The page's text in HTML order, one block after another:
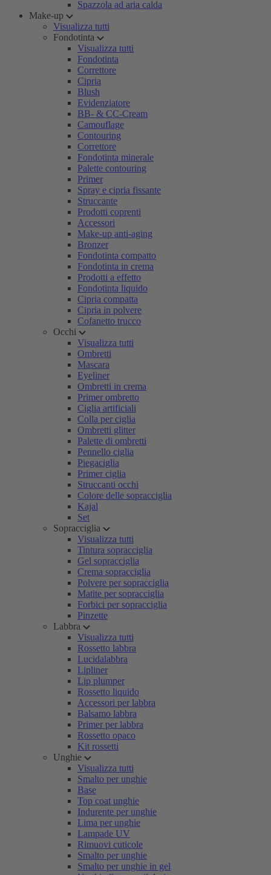
Spazzola ad aria calda
Make-up
Visualizza tutti
Fondotinta
Visualizza tutti
Fondotinta
Correttore
Cipria
Blush
Evidenziatore
BB- & CC-Cream
Camouflage
Contouring
Correttore
Fondotinta minerale
Palette contouring
Primer
Spray e cipria fissante
Struccante
Prodotti coprenti
Accessori
Make-up anti-aging
Bronzer
Fondotinta compatto
Fondotinta in crema
Prodotti a effetto
Fondotinta liquido
Cipria compatta
Cipria in polvere
Cofanetto trucco
Occhi
Visualizza tutti
Ombretti
Mascara
Eyeliner
Ombretti in crema
Primer ombretto
Ciglia artificiali
Colla per ciglia
Ombretti glitter
Palette di ombretti
Pennello ciglia
Piegaciglia
Primer ciglia
Struccanti occhi
Colore delle sopracciglia
Kajal
Set
Sopracciglia
Visualizza tutti
Tintura sopracciglia
Gel sopracciglia
Crema sopracciglia
Polvere per sopracciglia
Matite per sopracciglia
Forbici per sopracciglia
Pinzette
Labbra
Visualizza tutti
Rossetto labbra
Lucidalabbra
Lipliner
Lip plumper
Rossetto liquido
Accessori per labbra
Balsamo labbra
Primer per labbra
Rossetto opaco
Kit rossetti
Unghie
Visualizza tutti
Smalto per unghie
Base
Top coat unghie
Indurente per unghie
Lima per unghie
Lampade UV
Rimuovi cuticole
Smalto per unghie
Smalto per unghie in gel